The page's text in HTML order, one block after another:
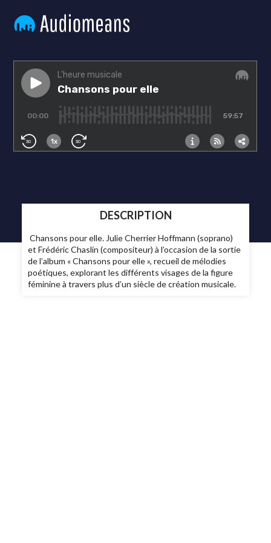
DESCRIPTION
Chansons pour elle. Julie Cherrier Hoffmann (soprano)
et Frédéric Chaslin (compositeur) à l’occasion de la sortie
de l’album « Chansons pour elle », recueil de mélodies
poétiques, explorant les différents visages de la figure
féminine à travers plus d’un siècle de création musicale.